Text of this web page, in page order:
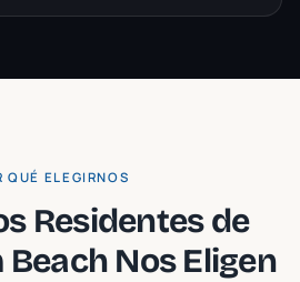
QUÉ ELEGIRNOS
Residentes de
Beach Nos Eligen